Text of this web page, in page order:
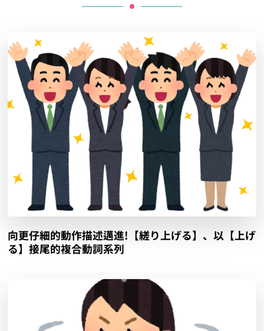
向更仔細的動作描述邁進!【縒り上げる】、以【上げ
る】接尾的複合動詞系列